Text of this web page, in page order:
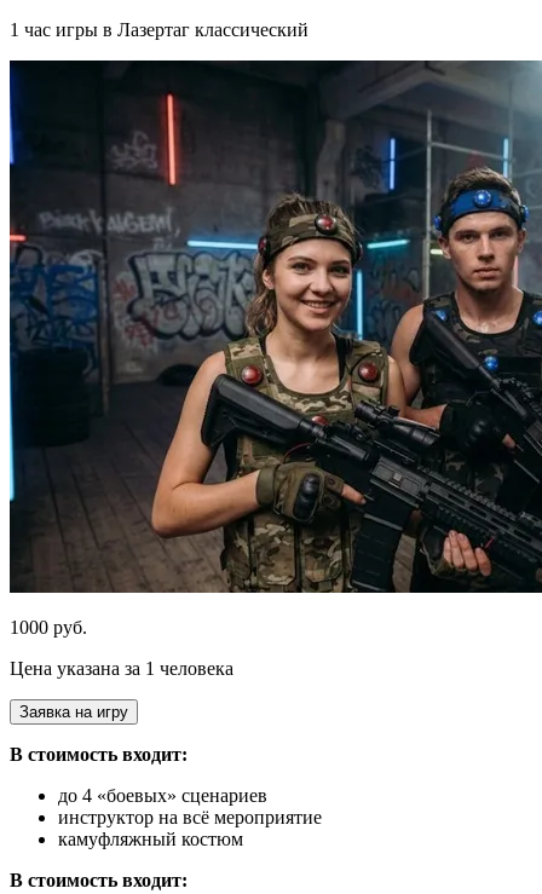
1 час игры в Лазертаг классический
1000 руб.
Цена указана за 1 человека
Заявка на игру
В стоимость входит:
до 4 «боевых» сценариев
инструктор на всё мероприятие
камуфляжный костюм
В стоимость входит: